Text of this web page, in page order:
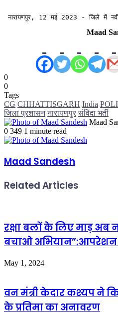
नारायणपुर, 12 मई 2023 - जिले में नवीन
Maad
0
0
Tags
CG CHHATTISGARH India
जिला प्रशासन नारायणपुर संविदा भर्ती
Maad
0 349 1 minute read
Maad Sandesh
Related Articles
रक्षा बलों के लिए माड़ अब
बचाओ
May 1, 2024
वन मंत्री केदार कश्यप ने
के प्रतिमा का अनावरण